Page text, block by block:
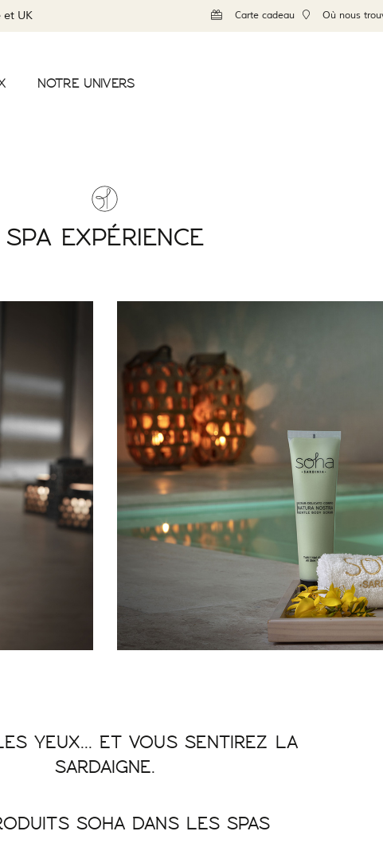
et UK Carte cadeau Où nous
NOTRE UNIVERS
SPA EXPÉRIENCE
YEUX... ET VOUS SENTIREZ LA
SARDAIGNE.
SOHA DANS LES SPAS